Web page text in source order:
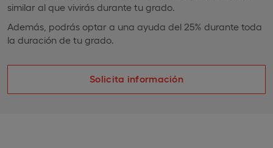
similar al que vivirás durante tu grado.
Además, podrás optar a una ayuda del 25% durante toda
la duración de tu grado.
Solicita información